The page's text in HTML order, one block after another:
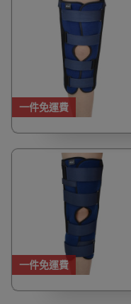
一件免運費
一件免運費